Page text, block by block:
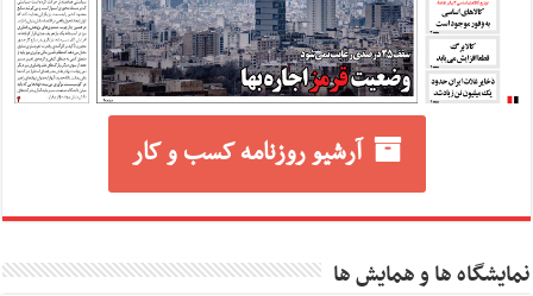
آرشیو روزنامه کسب و کار
نمایشگاه ها و همایش ها